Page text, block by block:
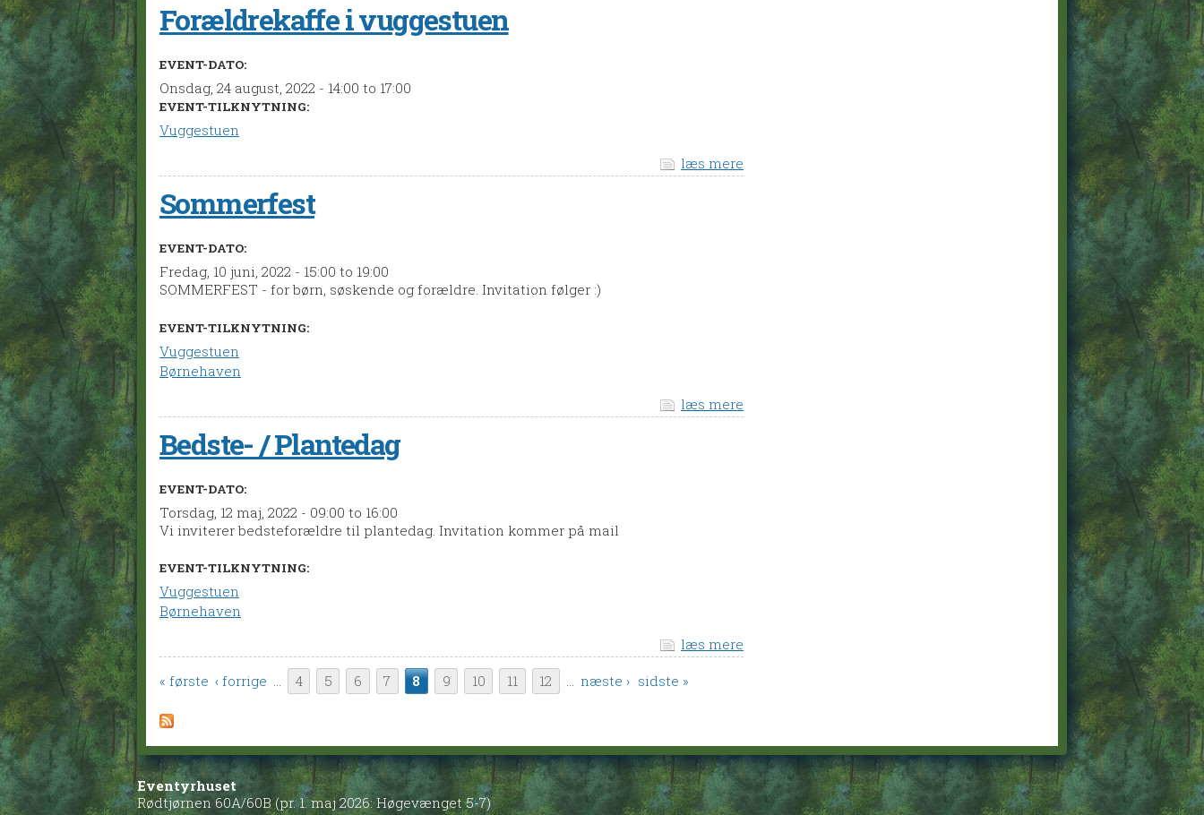
Forældrekaffe i vuggestuen
EVENT-DATO:
Onsdag, 24 august, 2022 - 14:00 to 17:00
EVENT-TILKNYTNING:
Vuggestuen
læs mere
Sommerfest
EVENT-DATO:
Fredag, 10 juni, 2022 - 15:00 to 19:00
SOMMERFEST - for børn, søskende og forældre. Invitation følger :)
EVENT-TILKNYTNING:
Vuggestuen
Børnehaven
læs mere
Bedste- / Plantedag
EVENT-DATO:
Torsdag, 12 maj, 2022 - 09:00 to 16:00
Vi inviterer bedsteforældre til plantedag. Invitation kommer på mail
EVENT-TILKNYTNING:
Vuggestuen
Børnehaven
læs mere
Sider
« første ‹ forrige … 4 5 6 7 8 9 10 11 12 … næste › sidste »
Eventyrhuset
Rødtjørnen 60A/60B (pr. 1. maj 2026: Høgevænget 5-7)